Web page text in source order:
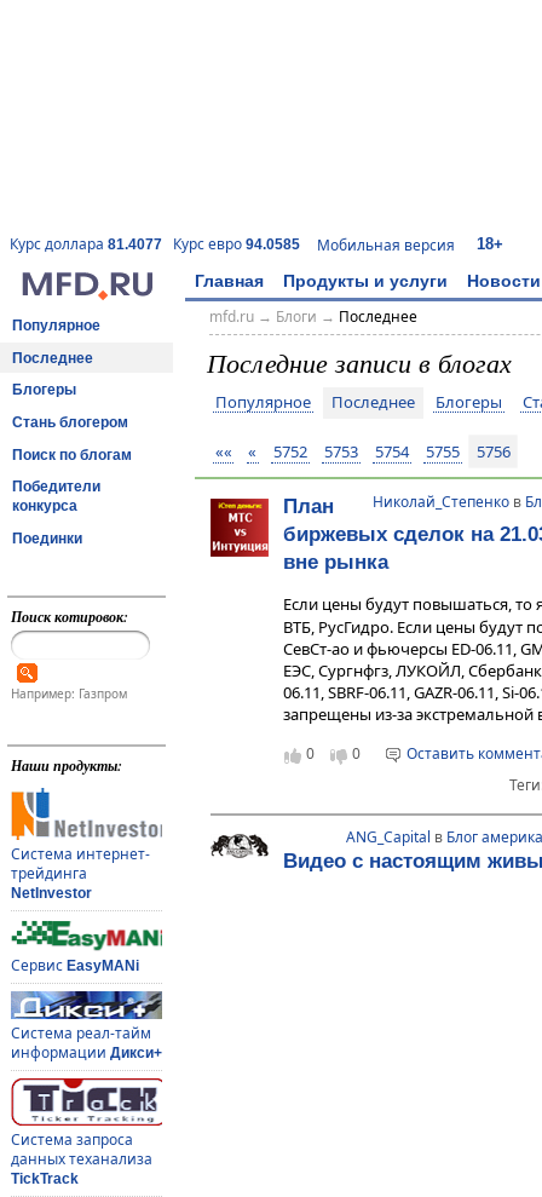
Курс доллара 81.4077 Курс евро 94.0585 Мобильная версия 18+
Главная Продукты и услуги Новости
Популярное
Последнее
Блогеры
Стань блогером
Поиск по блогам
Победители
конкурса
Поединки
Поиск котировок:
Например: Газпром
Наши продукты:
Система интернет-
трейдинга
NetInvestor
Сервис EasyMANi
Система реал-тайм
информации Дикси+
Система запроса
данных теханализа
TickTrack
mfd.ru→ Блоги → Последнее
Последние записи в блогах
Популярное Последнее Блогеры
«« « 5752 5753 5754 5755 5756
Николай_Степенко в
План
биржевых сделок на
вне рынка
Если цены будут повышаться, то
ВТБ, РусГидро. Если цены будут
СевСт-ао и фьючерсы ED-06.11,
ЕЭС, Сургнфгз, ЛУКОЙЛ,
06.11, SBRF-06.11, GAZR-06.11, Si-
запрещены из-за экстремальной
0 0
Оставить
ANG_Capital в Блог
Видео с настоящим